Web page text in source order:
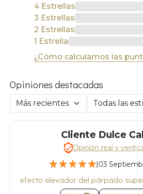
4 Estrellas
3 Estrellas
2 Estrellas
1 Estrella
¿Cómo calculamos las
Opiniones destacadas
Cliente Dulce
Opinión real y
|03
efecto elevador del párpado